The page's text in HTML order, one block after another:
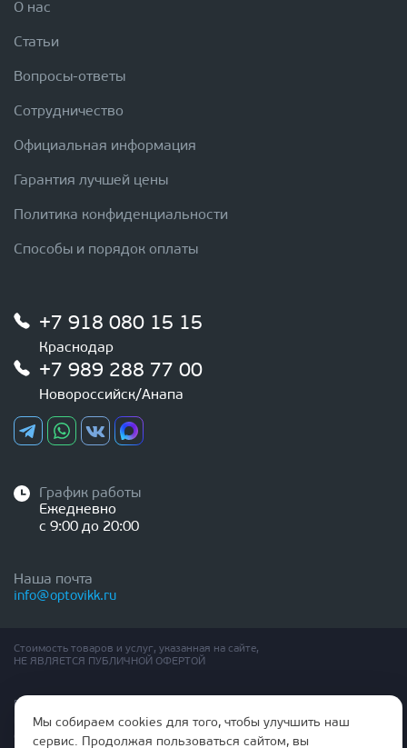
О нас
Статьи
Вопросы-ответы
Сотрудничество
Официальная информация
Гарантия лучшей цены
Политика конфиденциальности
Способы и порядок оплаты
+7 918 080 15 15
Краснодар
+7 989 288 77 00
Новороссийск/Анапа
График работы
Ежедневно
с 9:00 до 20:00
Наша почта
info@optovikk.ru
Стоимость товаров и услуг, указанная на сайте,
НЕ ЯВЛЯЕТСЯ ПУБЛИЧНОЙ ОФЕРТОЙ
Правила эксплутации входных и межкомнатных дверей
Политика обработки персональных данных
Согласие на обработку персональных данных
Мы собираем cookies для того, чтобы улучшить наш
сервис. Продолжая пользоваться сайтом, вы